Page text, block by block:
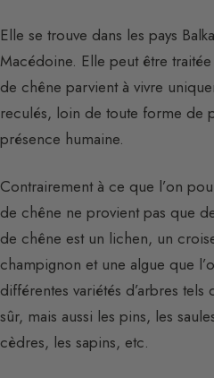
Elle se trouve dans les pays
Macédoine. Elle peut être traitée
de chêne parvient à vivre
reculés, loin de toute forme de
présence humaine.
Contrairement à ce que l’on
de chêne ne provient pas que
de chêne est un lichen, un
champignon et une algue que
différentes variétés d’arbres
sûr, mais aussi les pins, les
cèdres, les sapins, etc.